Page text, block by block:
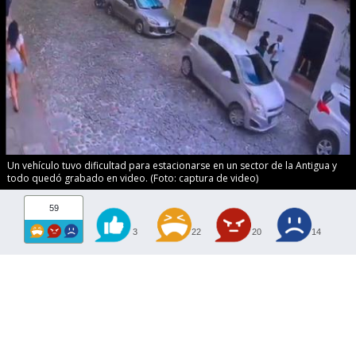
Un vehículo tuvo dificultad para estacionarse en un sector de la Antigua y
todo quedó grabado en video. (Foto: captura de video)
59
3 22 20 14